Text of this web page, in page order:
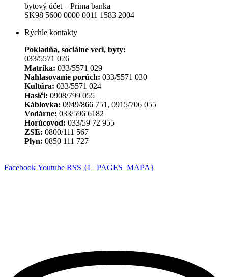
bytový účet – Prima banka
SK98 5600 0000 0011 1583 2004
Rýchle kontakty
Pokladňa, sociálne veci, byty:
033/5571 026
Matrika: 033/5571 029
Nahlasovanie porúch: 033/5571 030
Kultúra: 033/5571 024
Hasiči: 0908/799 055
Káblovka: 0949/866 751, 0915/706 055
Vodárne: 033/596 6182
Horúcovod: 033/59 72 955
ZSE: 0800/111 567
Plyn: 0850 111 727
Facebook Youtube RSS {L_PAGES_MAPA}